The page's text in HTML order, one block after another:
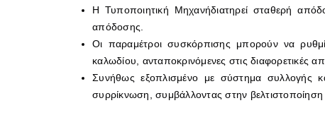
Η Τυποποιητική Μηχανήδιατηρεί σταθερή
απόδοσης.
Οι παραμέτροι συσκόρπισης μπορούν να
καλωδίου, ανταποκρινόμενες στις διαφορετικές
Συνήθως εξοπλισμένο με σύστημα συλλογής
συρρίκνωση, συμβάλλοντας στην